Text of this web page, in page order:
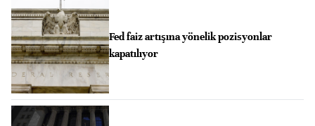
Fed faiz artışına yönelik pozisyonlar
kapatılıyor